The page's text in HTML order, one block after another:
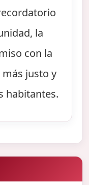
la
con la
justo y
habitantes.